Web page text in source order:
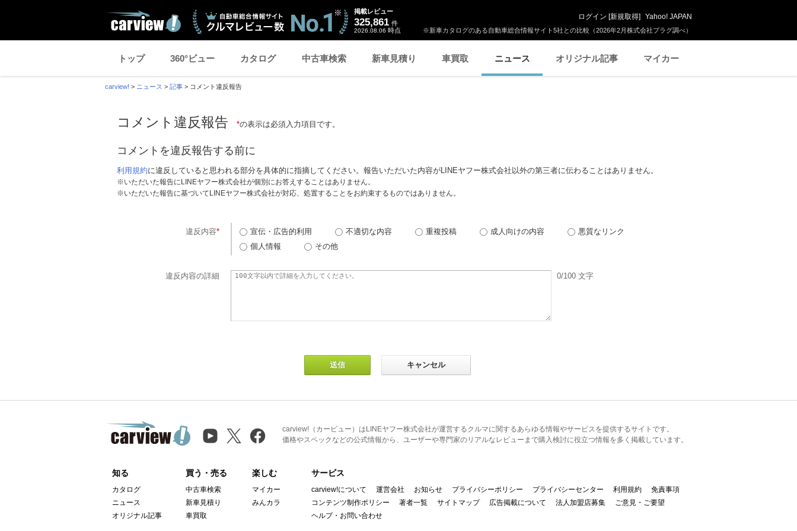
※新車カタログのある自動車総合情報サイト5社との比較（2026年2月株式会社プラグ調べ）
掲載レビュー
325,861 件
2026.08.06 時点
ログイン [新規取得] Yahoo! JAPAN
トップ 360°ビュー カタログ 中古車検索 新車見積り 車買取 ニュース オリジナル記事 マイカー
carview! > ニュース > 記事 > コメント違反報告
コメント違反報告 *の表示は必須入力項目です。
コメントを違反報告する前に
利用規約に違反していると思われる部分を具体的に指摘してください。報告いただいた内容がLINEヤフー株式会社以外の第三者に伝わることはありません。
※いただいた報告にLINEヤフー株式会社が個別にお答えすることはありません。
※いただいた報告に基づいてLINEヤフー株式会社が対応、処置することをお約束するものではありません。
違反内容* 宣伝・広告的利用 不適切な内容 重複投稿 成人向けの内容
悪質なリンク
個人情報
その他
違反内容の詳細 0/100 文字
carview!（カービュー）はLINEヤフー株式会社が運営するクルマに関するあらゆる情報やサービスを提供するサイトです。
価格やスペックなどの公式情報から、ユーザーや専門家のリアルなレビューまで購入検討に役立つ情報を多く掲載しています。
知る
カタログ
ニュース
オリジナル記事
買う・売る
中古車検索
新車見積り
車買取
楽しむ
マイカー
みんカラ
サービス
carview!について 運営会社 お知らせ プライバシーポリシー プライバシーセンター 利用規約
免責事項
コンテンツ制作ポリシー
著者一覧 サイトマップ 広告掲載について 法人加盟店募集
ご意見・ご要望
ヘルプ・お問い合わせ